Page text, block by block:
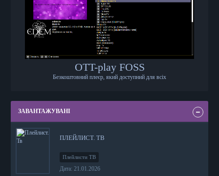
OTT-play FOSS
Безкоштовний плеєр, який доступний для всіх
ЗАВАНТАЖУВАНІ
ПЛЕЙЛИСТ. ТВ
Плейлисти ТВ
Дата: 21.01.2026